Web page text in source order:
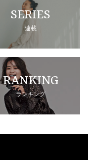
SERIES
連載
RANKING
ランキング